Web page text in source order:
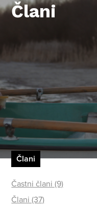
Člani
Člani
Častni člani (9)
Člani (37)